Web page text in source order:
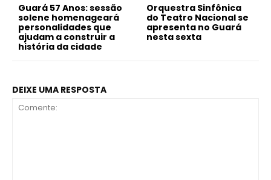
Guará 57 Anos: sessão
solene homenageará
personalidades que
ajudam a construir a
história da cidade
Orquestra Sinfônica
do Teatro Nacional se
apresenta no Guará
nesta sexta
DEIXE UMA RESPOSTA